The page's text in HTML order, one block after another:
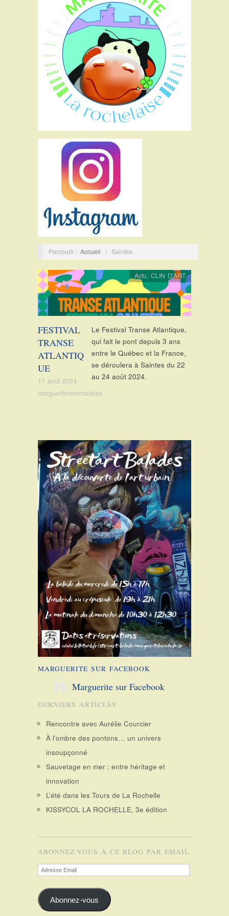
Parcourir : Accueil / Saintes
FESTIVAL
TRANSE
ATLANTIQ
UE
11 août 2024
margueritelarochelaise
Actu,CLIN D'ART
Le Festival Transe Atlantique,
qui fait le pont depuis 3 ans
entre le Québec et la France,
se déroulera à Saintes du 22
au 24 août 2024.
MARGUERITE SUR FACEBOOK
Marguerite sur Facebook
DERNIERS ARTICLES
Rencontre avec Aurélie Courcier
À l’ombre des pontons… un univers
insoupçonné
Sauvetage en mer : entre héritage et
innovation
L’été dans les Tours de La Rochelle
KISSYCOL LA ROCHELLE, 3e édition
ABONNEZ-VOUS À CE BLOG PAR EMAIL.
Adresse
Email
Abonnez-vous